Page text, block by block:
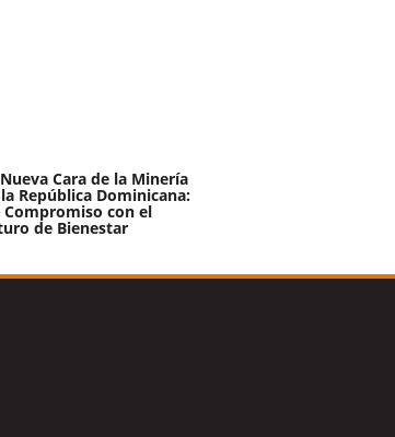
Cara de la Minería
República Dominicana:
Compromiso con el
de Bienestar